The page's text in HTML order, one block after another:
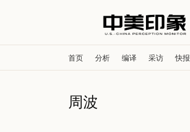
首页 分析 编译 采访 快报
周波